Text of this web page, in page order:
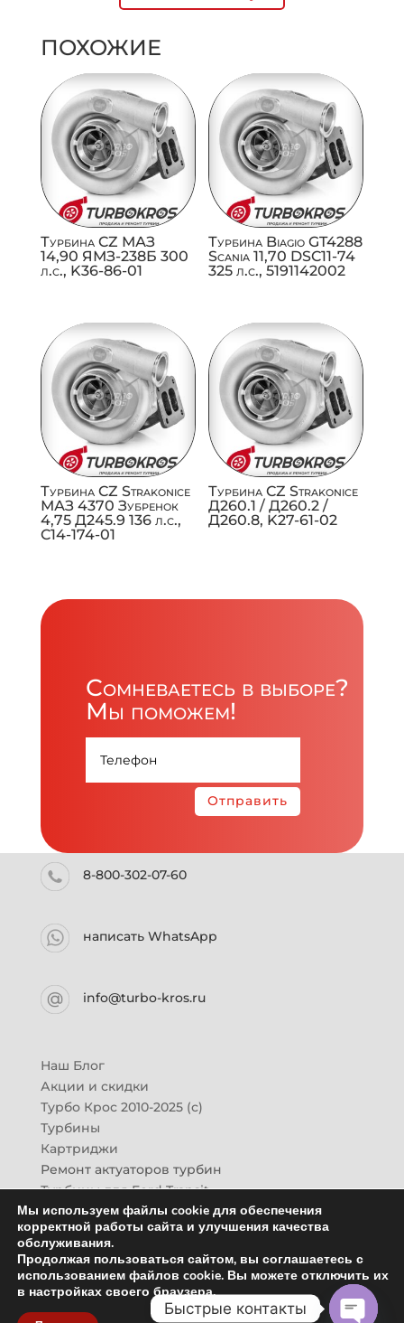
ПОХОЖИЕ
Турбина CZ МАЗ
14,90 ЯМЗ-238Б 300
л.с., K36-86-01
Турбина Biagio GT4288
Scania 11,70 DSC11-74
325 л.с., 5191142002
Турбина CZ Strakonice
МАЗ 4370 Зубренок
4,75 Д245.9 136 л.с.,
C14-174-01
Турбина CZ Strakonice
Д260.1 / Д260.2 /
Д260.8, K27-61-02
Сомневаетесь в выборе?
Мы поможем!
Отправить
8-800-302-07-60
написать WhatsApp
info@turbo-kros.ru
Наш Блог
Акции и скидки
Турбо Крос 2010-2025 (с)
Турбины
Картриджи
Ремонт актуаторов турбин
Турбины для Ford Transit
Турбины для Mazda CX-7
Картридж для ГАЗон-Next
Турбины HINO (Хино)
Купить новую турбину
Контакты
Оптовикам
Мы используем файлы cookie для обеспечения
корректной работы сайта и улучшения качества
обслуживания.
Продолжая пользоваться сайтом, вы соглашаетесь с
использованием файлов cookie. Вы можете отключить их
в настройках своего браузера.
Быстрые контакты